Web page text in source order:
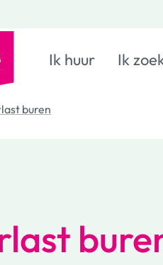
Ik huur Ik
buren